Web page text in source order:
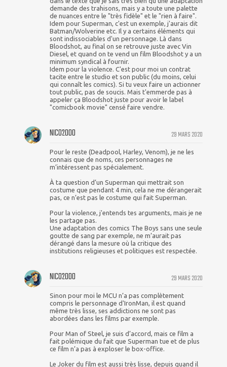
demande des trahisons, mais y a toute une palette
de nuances entre le "très fidèle" et le "rien à faire".
Idem pour Superman, c'est un exemple, j'aurais dit
Batman/Wolverine etc. Il y a certains éléments qui
sont indissociables d'un personnage. Là dans
Bloodshot, au final on se retrouve juste avec Vin
Diesel, et quand on te vend un film Bloodshot y a un
minimum syndical à fournir.
Idem pour la violence. C'est pour moi un contrat
tacite entre le studio et son public (du moins, celui
qui connaît les comics). Si tu veux faire un actionner
tout public, pas de soucis. Mais t'emmerde pas à
appeler ça Bloodshot juste pour avoir le label
"comicbook movie" censé faire vendre.
29 MARS 2020
NICO2000
Pour le reste (Deadpool, Harley, Venom), je ne les
connais que de noms, ces personnages ne
m’intéressent pas spécialement.
À ta question d’un Superman qui mettrait son
costume que pendant 4 min, cela ne me dérangerait
pas, ce n’est pas le costume qui fait Superman.
Pour la violence, j'entends tes arguments, mais je ne
les partage pas.
Une adaptation des comics The Boys sans une seule
goutte de sang par exemple, ne m’aurait pas
dérangé dans la mesure où la critique des
institutions religieuses et politiques est respectée.
29 MARS 2020
NICO2000
Sinon pour moi le MCU n’a pas complètement
compris le personnage d'IronMan, il est quand
même très lisse, ses addictions ne sont pas
abordées dans les films par exemple.
Pour Man of Steel, je suis d’accord, mais ce film a
fait polémique du fait que Superman tue et de plus
ce film n’a pas à exploser le box-office.
Le Joker du film est aussi très lisse, depuis quand il